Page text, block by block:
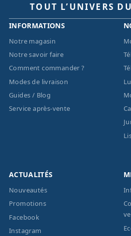
TOUT L’UNIVERS
INFORMATIONS
Notre magasin
Notre savoir faire
Comment commander ?
Modes de livraison
Guides / Blog
Service après-vente
ACTUALITÉS
Nouveautés
Promotions
Facebook
Instagram